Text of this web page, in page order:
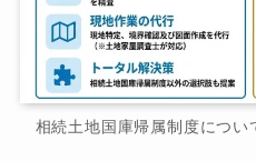
相続土地国庫帰属制度につい